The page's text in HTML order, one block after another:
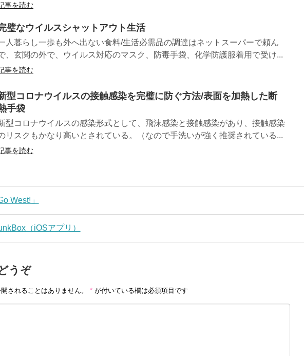
事を読む
璧なウイルスシャットアウト生活
人暮らし一歩も外へ出ない食料/生活必需品の調達はネットスーパーで頼ん
、玄関の外で、ウイルス対応のマスク、防毒手袋、化学防護服着用で受け...
事を読む
型コロナウイルスの接触感染を完璧に防ぐ方法/表面を加熱した断
手袋
型コロナウイルスの感染形式として、飛沫感染と接触感染があり、接触感染
リスクもかなり高いとされている。（なので手洗いが強く推奨されている...
事を読む
West!」
（iOSアプリ）
うぞ
されることはありません。 * が付いている欄は必須項目です